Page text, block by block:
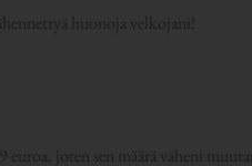
huonoja velkojani!
joten sen määrä väheni